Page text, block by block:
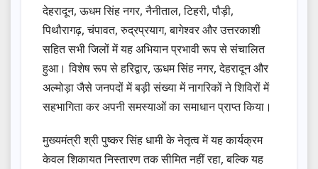
देहरादून, ऊधम सिंह नगर, नैनीताल, टिहरी, पौड़ी,
पिथौरागढ़, चंपावत, रुद्रप्रयाग, बागेश्वर और उत्तरकाशी
सहित सभी जिलों में यह अभियान प्रभावी रूप से संचालित
हुआ। विशेष रूप से हरिद्वार, ऊधम सिंह नगर, देहरादून और
अल्मोड़ा जैसे जनपदों में बड़ी संख्या में नागरिकों ने शिविरों में
सहभागिता कर अपनी समस्याओं का समाधान प्राप्त किया।
मुख्यमंत्री श्री पुष्कर सिंह धामी के नेतृत्व में यह कार्यक्रम
केवल शिकायत निस्तारण तक सीमित नहीं रहा, बल्कि यह